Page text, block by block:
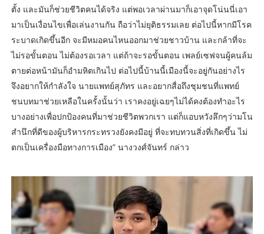
ตั้ง และมันก็ช่วยชีวิตคนได้จริง แต่พอเวลาผ่านมาก็เอาจุดโน่นนี่เอา
มาเป็นเงื่อนไขเพื่อเล่นงานกัน ถือว่าไม่ยุติธรรมเลย ต่อไปนี้หากมีโรค
ระบาดเกิดขึ้นอีก จะมีหมอคนไหนออกมาช่วยชาวบ้าน และกล้าที่จะ
ไม่รอขั้นตอน ไม่ต้องรอเวลา แต่ถ้าจะรอขั้นตอน เพลย์เซฟจนผู้คนล้ม
ตายต่อหน้ามันก็อำมหิตเกินไป ต่อไปนี้บ้านนี้เมืองนี้จะอยู่กันอย่างไร
จึงอยากให้กำลังใจ นายแพทย์สุภัทร และอยากสื่อถึงชุมชนที่แพทย์
ชนบทมาช่วยเหลือในครั้งนั้นว่า เราคงอยู่เฉยๆไม่ได้คงต้องทำอะไร
บางอย่างเพื่อปกป้องคนที่มาช่วยชีวิตพวกเรา แต่ก็แอบหวังลึกๆว่ามโน
สำนึกที่ดีของผู้บริหารกระทรวงยังคงมีอยู่ ที่จะทบทวนสิ่งที่เกิดขึ้น ไม่
ตกเป็นเครื่องมือทางการเมือง” นางวงศ์จันทร์ กล่าว